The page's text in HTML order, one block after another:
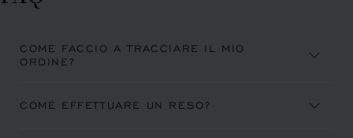
COME FACCIO A TRACCIARE IL MIO
ORDINE?
COME EFFETTUARE UN RESO?